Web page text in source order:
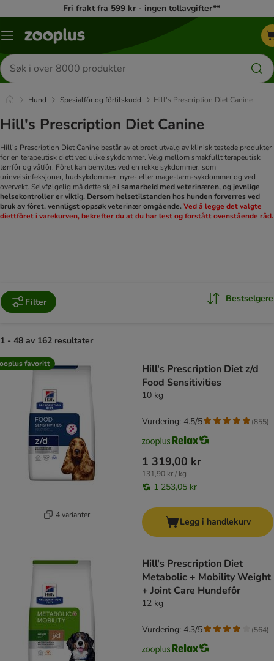
Fri frakt fra 599 kr - ingen tollavgifter**
Katalogmeny
Søk
etter
produkter
Hund Spesialfôr og fôrtilskudd Hill's Prescription Diet Canine
Hill's Prescription Diet Canine
Hill's Prescription Diet Canine består av et bredt utvalg av klinisk testede produkter
for en terapeutisk diett ved ulike sykdommer. Velg mellom smakfullt terapeutisk
tørrfôr og våtfôr. Fôret kan benyttes ved en rekke sykdommer, som
urinveisinfeksjoner, hudsykdommer, nyre- eller mage-tarm-sykdommer og ved
overvekt. Selvfølgelig må dette skje i samarbeid med veterinæren, og jevnlige
helsekontroller er viktig. Dersom helsetilstanden hos hunden forverres ved
bruk av fôret, vennligst oppsøk veterinær omgående.Ved å legge det valgte
diettfôret i varekurven, bekrefter du at du har lest og forstått ovenstående råd.
Filter Bestselgere
1 - 48 av 162 resultater
product items have been changed
favoritt
4 varianter
Hill's Prescription Diet z/d
Food Sensitivities
10 kg
1 319,00 kr
131,90 kr / kg
1 253,05 kr
Vurdering: 4.5/5 (855)
Legg i handlekurv
Hill's Prescription Diet
Metabolic + Mobility Weight
+ Joint Care Hundefôr
12 kg
Vurdering: 4.3/5 (564)